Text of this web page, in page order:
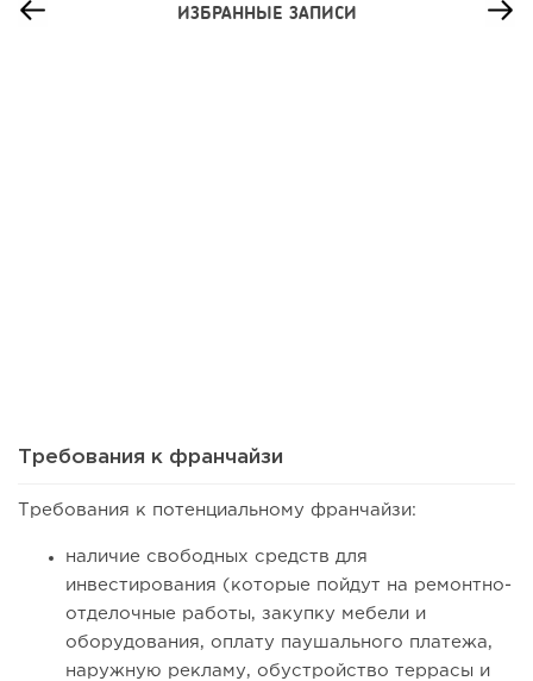
ИЗБРАННЫЕ ЗАПИСИ
Требования к франчайзи
Требования к потенциальному франчайзи:
наличие свободных средств для
инвестирования (которые пойдут на ремонтно-
отделочные работы, закупку мебели и
оборудования, оплату паушального платежа,
наружную рекламу, обустройство террасы и